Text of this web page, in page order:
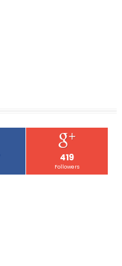
419
Followers